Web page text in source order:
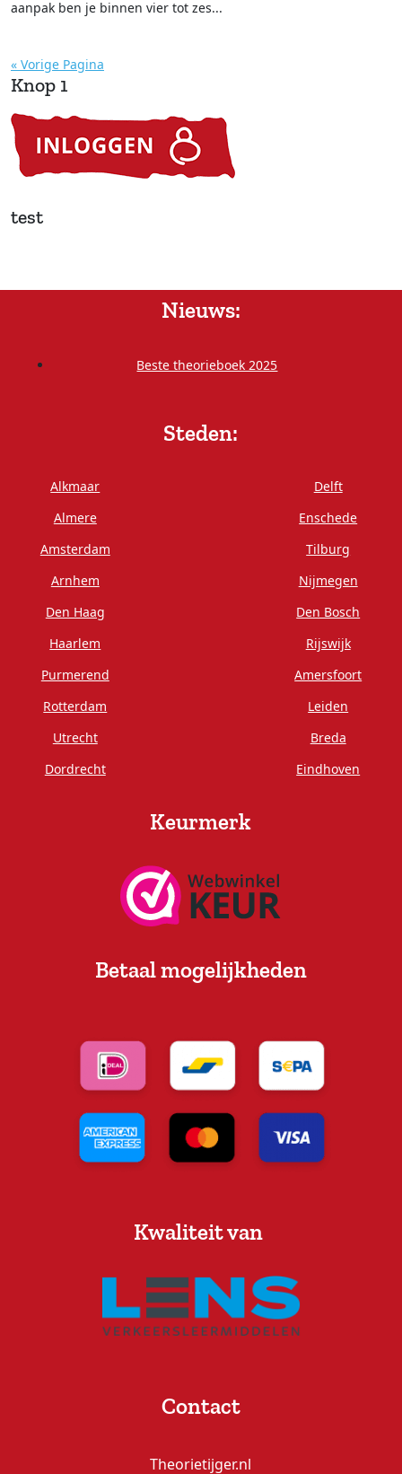
aanpak ben je binnen vier tot zes...
« Vorige Pagina
Knop 1
test
Nieuws:
Beste theorieboek 2025
Steden:
Alkmaar
Almere
Amsterdam
Arnhem
Den Haag
Haarlem
Purmerend
Rotterdam
Utrecht
Dordrecht
Delft
Enschede
Tilburg
Nijmegen
Den Bosch
Rijswijk
Amersfoort
Leiden
Breda
Eindhoven
Keurmerk
Betaal mogelijkheden
Kwaliteit van
Contact
Theorietijger.nl